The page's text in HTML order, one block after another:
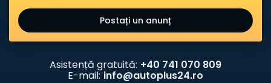
Postați un anunț
Asistență gratuită: +40 741 070 809
E-mail: info@autoplus24.ro